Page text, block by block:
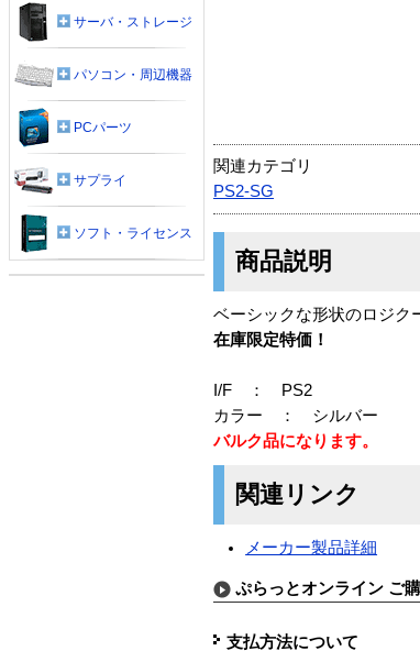
関連カテゴリ
PS2-SG
商品説明
ベーシックな形状のロジク
在庫限定特価！
I/F ： PS2
カラー ： シルバー
バルク品になります。
関連リンク
メーカー製品詳細
ぷらっとオンライン ご
支払方法について
サーバ・ストレージ
パソコン・周辺機器
PCパーツ
サプライ
ソフト・ライセンス